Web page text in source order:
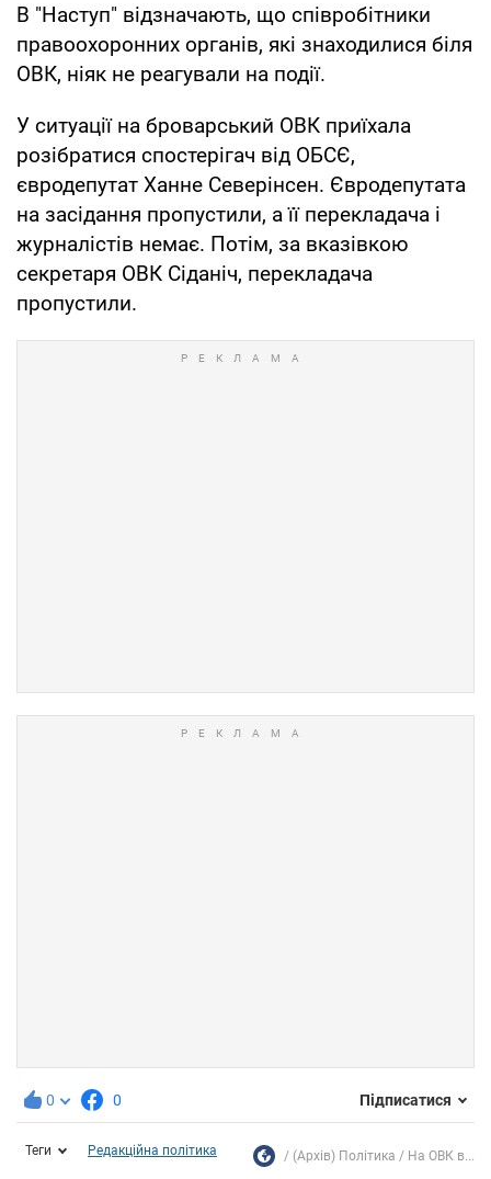
В "Наступ" відзначають, що співробітники
правоохоронних органів, які знаходилися біля
ОВК, ніяк не реагували на події.
У ситуації на броварський ОВК приїхала
розібратися спостерігач від ОБСЄ,
євродепутат Ханне Северінсен. Євродепутата
на засідання пропустили, а її перекладача і
журналістів немає. Потім, за вказівкою
секретаря ОВК Сіданіч, перекладача
пропустили.
0 0 Підписатися
Теги Редакційна політика (Архів) Політика На ОВК в...